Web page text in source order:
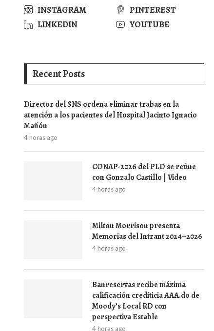
INSTAGRAM
PINTEREST
LINKEDIN
YOUTUBE
Recent Posts
Director del SNS ordena eliminar trabas en la
atención a los pacientes del Hospital Jacinto Ignacio
Mañón
4 horas ago
CONAP-2026 del PLD se reúne
con Gonzalo Castillo | Video
4 horas ago
Milton Morrison presenta
Memorias del Intrant 2024–2026
4 horas ago
Banreservas recibe máxima
calificación crediticia AAA.do de
Moody’s Local RD con
perspectiva Estable
4 horas ago